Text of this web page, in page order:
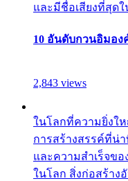
และมีชื่อเสียงที่สุด
10 อันดับกวนอิมอ
2,843 views
ในโลกที่ความยิ่งใ
การสร้างสรรค์ที่น่
และความสำเร็จข
ในโลก สิ่งก่อสร้าง